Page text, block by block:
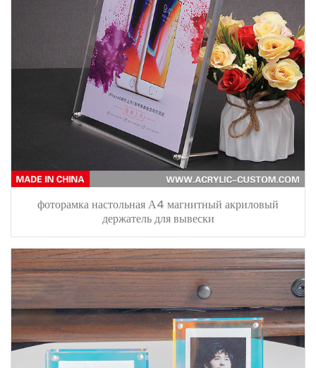
фоторамка настольная А4 магнитный акриловый
держатель для вывески